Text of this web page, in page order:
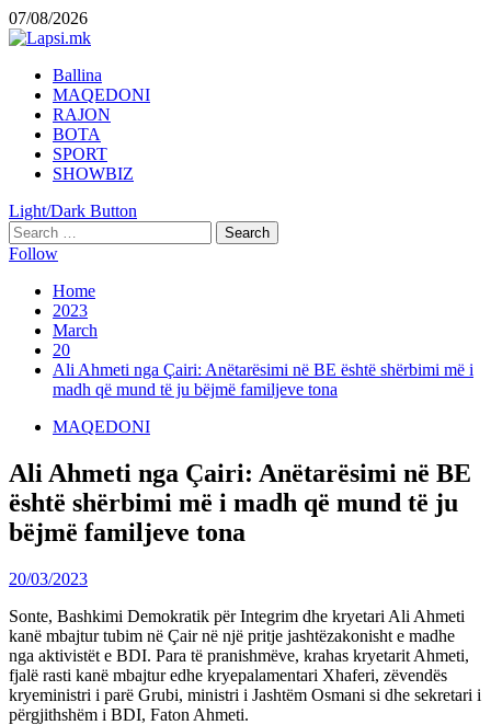
Skip
to
07/08/2026
Primary
Menu
Ballina
MAQEDONI
RAJON
BOTA
SPORT
SHOWBIZ
Light/Dark Button
Search
for:
Follow
Home
2023
March
20
Ali Ahmeti nga Çairi: Anëtarësimi në BE është shërbimi më i
madh që mund të ju bëjmë familjeve tona
MAQEDONI
Ali Ahmeti nga Çairi: Anëtarësimi në BE
është shërbimi më i madh që mund të ju
bëjmë familjeve tona
20/03/2023
Sonte, Bashkimi Demokratik për Integrim dhe kryetari Ali Ahmeti
kanë mbajtur tubim në Çair në një pritje jashtëzakonisht e madhe
nga aktivistët e BDI. Para të pranishmëve, krahas kryetarit Ahmeti,
fjalë rasti kanë mbajtur edhe kryepalamentari Xhaferi, zëvendës
kryeministri i parë Grubi, ministri i Jashtëm Osmani si dhe sekretari i
përgjithshëm i BDI, Faton Ahmeti.